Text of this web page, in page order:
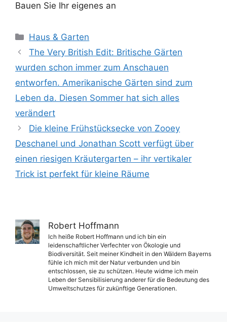
Bauen Sie Ihr eigenes an
Kategorien
Haus & Garten
The Very British Edit: Britische Gärten
wurden schon immer zum Anschauen
entworfen. Amerikanische Gärten sind zum
Leben da. Diesen Sommer hat sich alles
verändert
Die kleine Frühstücksecke von Zooey
Deschanel und Jonathan Scott verfügt über
einen riesigen Kräutergarten – ihr vertikaler
Trick ist perfekt für kleine Räume
Robert Hoffmann
Ich heiße Robert Hoffmann und ich bin ein
leidenschaftlicher Verfechter von Ökologie und
Biodiversität. Seit meiner Kindheit in den Wäldern Bayerns
fühle ich mich mit der Natur verbunden und bin
entschlossen, sie zu schützen. Heute widme ich mein
Leben der Sensibilisierung anderer für die Bedeutung des
Umweltschutzes für zukünftige Generationen.